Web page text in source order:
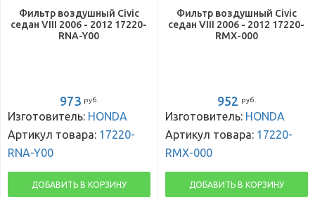
Фильтр воздушный Civic
седан VIII 2006 - 2012 17220-
RNA-Y00
973 руб.
Изготовитель: HONDA
Артикул товара: 17220-
RNA-Y00
ДОБАВИТЬ В КОРЗИНУ
Фильтр воздушный Civic
седан VIII 2006 - 2012 17220-
RMX-000
952 руб.
Изготовитель: HONDA
Артикул товара: 17220-
RMX-000
ДОБАВИТЬ В КОРЗИНУ